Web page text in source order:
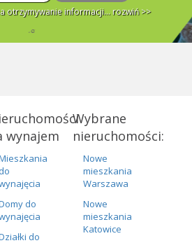
otrzymywanie informacji... rozwiń >>
wynajem
do
do
do
Wybrane
nieruchomości:
Nowe
mieszkania
Warszawa
Nowe
mieszkania
Katowice